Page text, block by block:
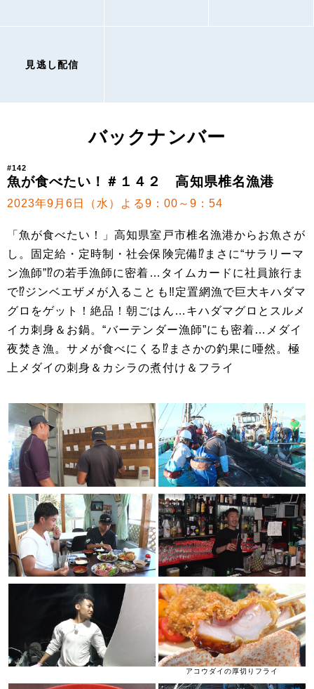
見逃し配信
バックナンバー
#142
魚が食べたい！＃１４２ 高知県椎名漁港
2023年9月6日（水）よる9：00～9：54
「魚が食べたい！」高知県室戸市椎名漁港からお魚さが
し。固定給・定時制・社会保険完備⁉まさに“サラリーマ
ン漁師”⁉の若手漁師に密着…タイムカードに社員旅行ま
で⁉ジンベエザメが入ることも‼定置網漁で巨大キハダマ
グロをゲット！絶品！朝ごはん…キハダマグロとスルメ
イカ刺身＆お鍋。“バーテンダー漁師”にも密着…メダイ
夜焚き漁。サメが食べにくる⁉まさかの釣果に唖然。極
上メダイの刺身＆カシラの煮付け＆フライ
アコウダイの厚切りフライ